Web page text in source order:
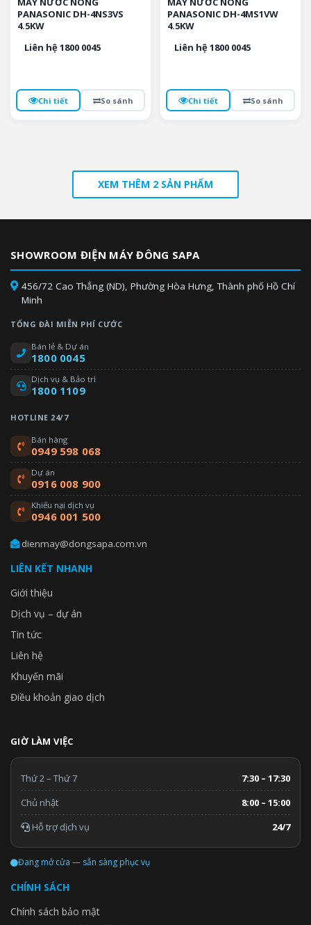
PANASONIC DH-4NS3VS
4.5KW
Liên hệ 1800 0045
Chi tiết So sánh
PANASONIC DH-4MS1VW
4.5KW
Liên hệ 1800 0045
Chi tiết So sánh
XEM THÊM 2 SẢN PHẨM
SHOWROOM ĐIỆN MÁY ĐÔNG SAPA
456/72 Cao Thắng (ND), Phường Hòa Hưng, Thành phố Hồ Chí
Minh
TỔNG ĐÀI MIỄN PHÍ CƯỚC
Bán lẻ & Dự án
1800 0045
Dịch vụ & Bảo trì
1800 1109
HOTLINE 24/7
Bán hàng
0949 598 068
Dự án
0916 008 900
Khiếu nại dịch vụ
0946 001 500
dienmay@dongsapa.com.vn
LIÊN KẾT NHANH
Giới thiệu
Dịch vụ – dự án
Tin tức
Liên hệ
Khuyến mãi
Điều khoản giao dịch
GIỜ LÀM VIỆC
Thứ 2 – Thứ 7
7:30 – 17:30
Chủ nhật
8:00 – 15:00
Hỗ trợ dịch vụ
24/7
Đang mở cửa — sẵn sàng phục vụ
CHÍNH SÁCH
Chính sách bảo mật